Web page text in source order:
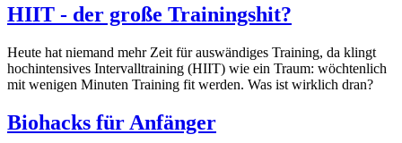
HIIT - der große Trainingshit?
Heute hat niemand mehr Zeit für auswändiges Training, da klingt
hochintensives Intervalltraining (HIIT) wie ein Traum: wöchtenlich
mit wenigen Minuten Training fit werden. Was ist wirklich dran?
Biohacks für Anfänger